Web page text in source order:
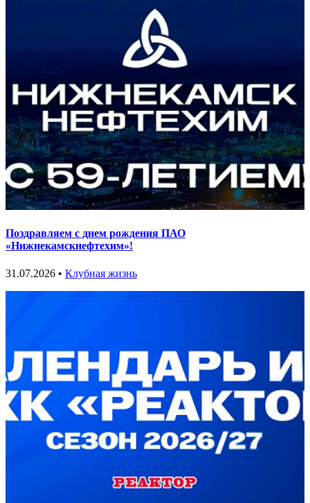
Поздравляем с днем рождения ПАО
«Нижнекамскнефтехим»!
31.07.2026 • Клубная жизнь